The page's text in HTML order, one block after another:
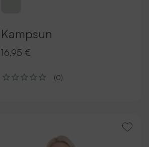
Kampsun
16,95 €
(0)